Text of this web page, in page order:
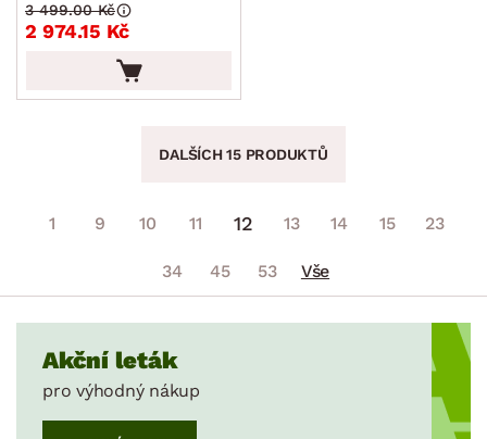
2 974.15 Kč
3 499.00 Kč
DALŠÍCH 15 PRODUKTŮ
1 9 10 11 12 13 14 15 23
34 45 53 Vše
Akční leták
pro výhodný nákup